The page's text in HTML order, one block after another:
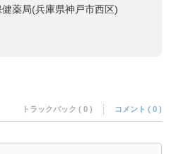
薬局(兵庫県神戸市西区)
トラックバック ( 0 ) コメント ( 0 )